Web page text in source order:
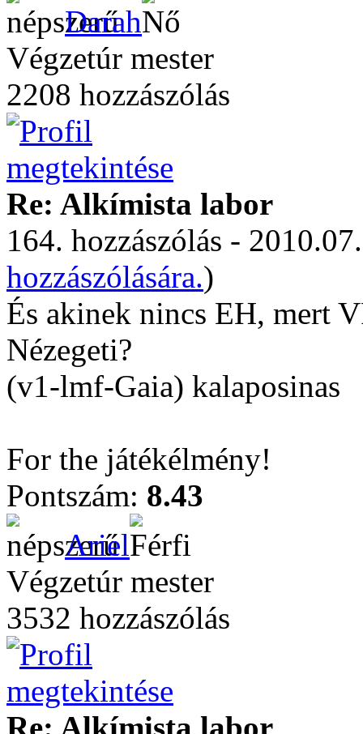
Darah
Végzetúr mester
2208 hozzászólás
Re: Alkímista labor
164. hozzászólás -
hozzászólására.)
És akinek nincs EH, mert
Nézegeti?
(v1-lmf-Gaia) kalaposinas
For the játékélmény!
Pontszám: 8.43
Ariel
Végzetúr mester
3532 hozzászólás